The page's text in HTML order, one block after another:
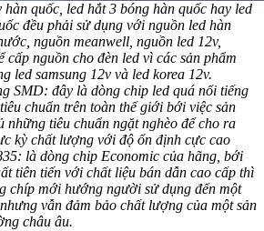
hàn quốc, led hắt 3 bóng hàn quốc hay led
đều phải sử dụng với nguồn led hàn
nguồn meanwell, nguồn led 12v,
nguồn cho đèn led vì các sản phẩm
led samsung 12v và led korea 12v.
SMD: đây là dòng chip led quá nổi tiếng
chuẩn trên toàn thế giới bới việc sản
những tiêu chuẩn ngặt nghèo để cho ra
kỳ chất lượng với độ ổn định cực cao
là dòng chip Economic của hãng, bới
tiên tiến với chất liệu bán dẫn cao cấp thì
chíp mới hướng người sử dụng đến một
vẫn đảm bảo chất lượng của một sản
châu âu.